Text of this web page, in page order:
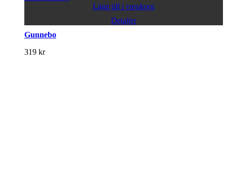
Lägg till i varukorg
Detaljer
Gunnebo
319 kr